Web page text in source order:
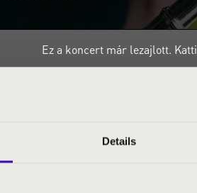
Details
Ez a koncert már lezajlott.